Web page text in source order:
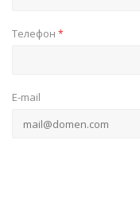
Телефон *
E-mail